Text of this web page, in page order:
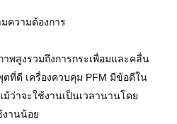
ความต้องการ
พสูงรวมถึงการกระเพื่อมและคลื่น
ที่ดี เครื่องควบคุม PFM มีข้อดีใน
ม้ว่าจะใช้งานเป็นเวลานานโดย
งานน้อย